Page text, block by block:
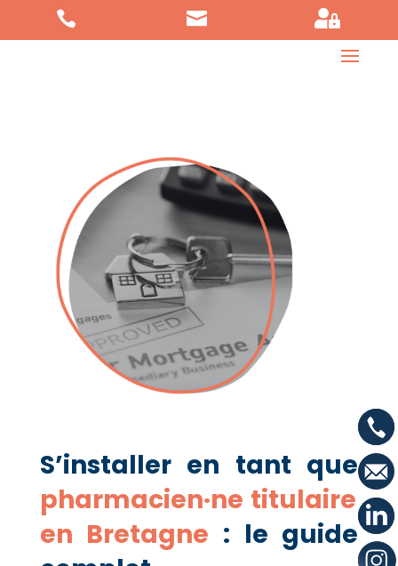
  
S’installer en tant que
pharmacien·ne titulaire
en Bretagne : le guide